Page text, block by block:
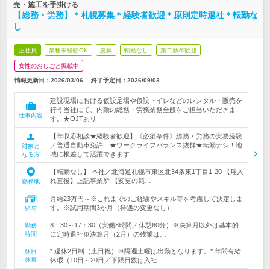
売・施工を手掛ける
【総務・労務】＊札幌募集＊経験者歓迎＊原則定時退社＊転勤な
し
正社員 業種未経験OK 急募 転勤なし 第二新卒歓迎
女性のおしごと掲載中
情報更新日：2026/03/06 終了予定日： 2026/09/03
仕事内容
建設現場における仮設足場や仮設トイレなどのレンタル・販売を
行う当社にて、内勤の総務・労務業務全般をご担当いただきま
す。★OJTあり
対象と
なる方
【年収応相談★経験者歓迎】《必須条件》総務・労務の実務経験
／普通自動車免許 ★ワークライフバランス抜群★転勤ナシ！地
域に根差して活躍できます
勤務地
【転勤なし】 本社／北海道札幌市東区北34条東1丁目1-20 【雇入
れ直後】上記事業所 【変更の範…
給与
月給23万円～※これまでのご経験やスキル等を考慮して決定しま
す。※試用期間3か月（待遇の変更なし）
勤務
時間
8：30～17：30（実働8時間／休憩60分）※決算月以外は基本的
に定時退社※決算月（2月）の残業は…
休日
休暇
* 週休2日制（土日祝）※隔週土曜は出勤となります。* 年間有給
休暇（10日～20日／下限日数は入社…